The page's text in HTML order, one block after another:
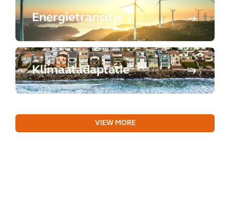
Energietransitie
Klimaatadaptatie
VIEW MORE